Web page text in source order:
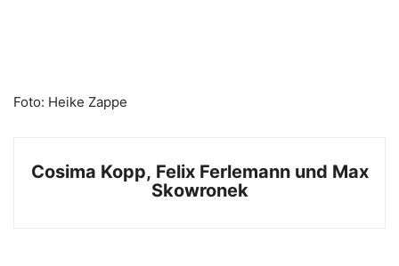
Foto: Heike Zappe
Cosima Kopp, Felix Ferlemann und Max
Skowronek